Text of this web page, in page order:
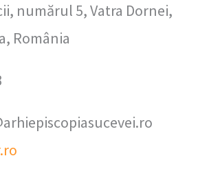
numărul 5, Vatra Dornei,
România